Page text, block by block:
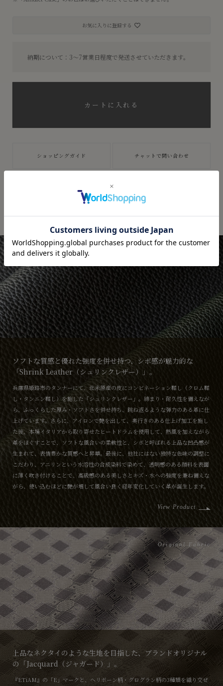
納期について：3〜7営業日程度で発送させていただきます。
お気に入りに登録する
カートに入れる
ショッピングガイド チャットで問い合わせ
ソフトな質感と優れた強度を併せ持つ、シボ感が魅力的な
「Shrink Leather（シュリンクレザー）」。
兵庫県姫路市のタンナーにて、北米原産の皮にコンビネーション鞣し（クロム鞣
し・タンニン鞣し）を施した「シュリンクレザー」。締まり・耐久性を備えなが
ら、ふっくらした厚み・ソフトさを併せ持ち、跳ね返るような弾力のある革に仕
上げています。さらに、アイロンで艶を出して、奥行きのある仕上げ加工を施し
た後、本場イタリアから取り寄せたヒートドラムを使用して、熱風を加えながら
革をほぐすことで、ソフトな風合いの柔軟性と、シボと呼ばれる上品な凹凸感が
生まれて、表情豊かな質感へと昇華。最後に、他社にはない独特な色味の調整に
こだわり、アニリンという水溶性の合成染料で染めて、透明感のある顔料を表面
に薄く吹き付けることで、高級感のある美しさとキズ・水への強度を兼ね備えな
がら、使い込むほどに艶が増して風合い良く経年変化していく革が誕生します。
View Product
Original Fabric
上品なネクタイのような生地を目指した、ブランドオリジナル
の「Jacquard（ジャガード）」。
『ETiAM』の「E」マークと、ヘリボーン柄・グログラン柄の3種類を織り交ぜ